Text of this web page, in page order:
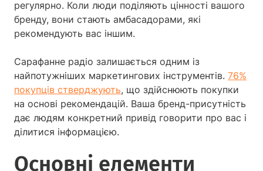
регулярно. Коли люди поділяють цінності вашого
бренду, вони стають амбасадорами, які
рекомендують вас іншим.
Сарафанне радіо залишається одним із
найпотужніших маркетингових інструментів. 76%
покупців стверджують, що здійснюють покупки
на основі рекомендацій. Ваша бренд-присутність
дає людям конкретний привід говорити про вас і
ділитися інформацією.
Основні елементи